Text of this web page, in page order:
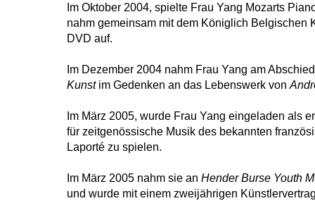
Im Oktober 2004, spielte Frau Yang Mozarts
nahm gemeinsam mit dem Königlich Belgischen
DVD auf.
Im Dezember 2004 nahm Frau Yang am
Kunstim Gedenken an das Lebenswerk von
Im März 2005, wurde Frau Yang eingeladen als
für zeitgenössische Musik des bekannten
Laporté zu spielen.
Im März 2005 nahm sie an Hender Burse Youth
und wurde mit einem zweijährigen